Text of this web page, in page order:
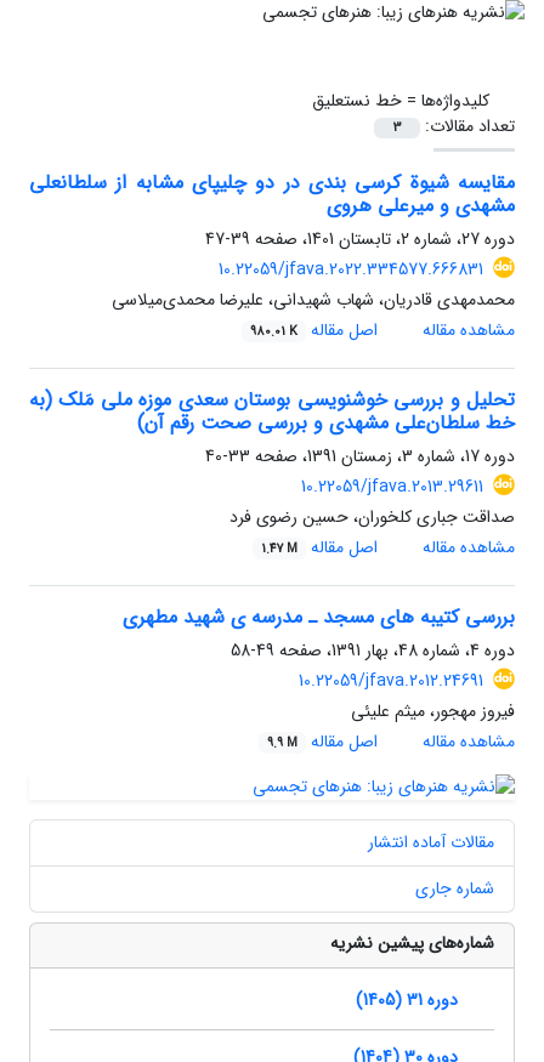
کلیدواژه‌ها =خط نستعلیق
تعداد مقالات:
3
مقایسه شیوة کرسی بندی در دو چلیپای مشابه از سلطانعلی
مشهدی و میرعلی هروی
دوره 27، شماره 2، تابستان 1401، صفحه
39-47
10.22059/jfava.2022.334577.666831
محمدمهدی قادریان، شهاب شهیدانی، علیرضا محمدی‌میلاسی
مشاهده مقاله
اصل مقاله 980.01 K
تحلیل و بررسی خوشنویسی بوستان سعدی موزه ملی مَلک (به
خط سلطان‌علی مشهدی و بررسی صحت رقم آن)
دوره 17، شماره 3، زمستان 1391، صفحه
33-40
10.22059/jfava.2013.29611
صداقت جباری کلخوران، حسین رضوی فرد
مشاهده مقاله
اصل مقاله 1.47 M
بررسی کتیبه های مسجد ـ مدرسه ی شهید مطهری
دوره 4، شماره 48، بهار 1391، صفحه
49-58
10.22059/jfava.2012.24691
فیروز مهجور، میثم علیئی
مشاهده مقاله
اصل مقاله 9.9 M
مقالات آماده انتشار
شماره جاری
شماره‌های پیشین نشریه
دوره 31 (1405)